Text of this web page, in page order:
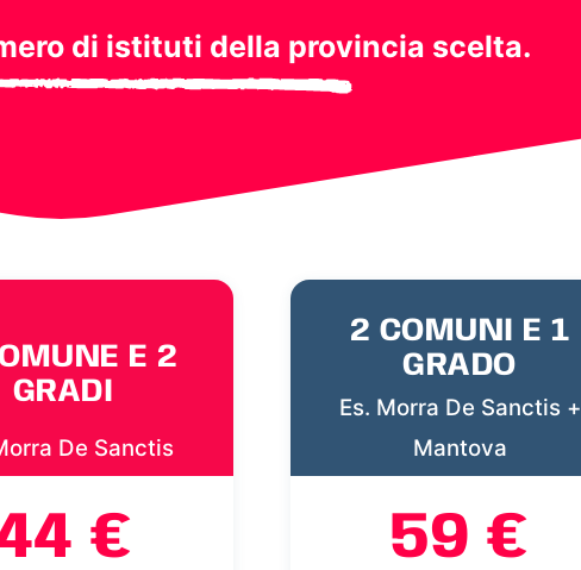
di istituti della provincia scelta.
E 2
GRADI
De Sanctis
€
2 COMUNI E 1
GRADO
Es. Morra De Sanctis +
Mantova
59 €